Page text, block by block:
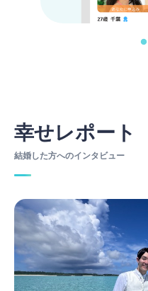
幸せレポート
結婚した方へのインタビュー